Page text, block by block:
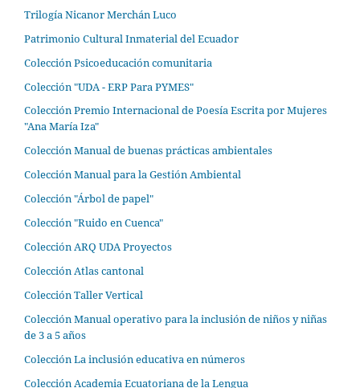
Trilogía Nicanor Merchán Luco
Patrimonio Cultural Inmaterial del Ecuador
Colección Psicoeducación comunitaria
Colección "UDA - ERP Para PYMES"
Colección Premio Internacional de Poesía Escrita por Mujeres
"Ana María Iza"
Colección Manual de buenas prácticas ambientales
Colección Manual para la Gestión Ambiental
Colección "Árbol de papel"
Colección "Ruido en Cuenca"
Colección ARQ UDA Proyectos
Colección Atlas cantonal
Colección Taller Vertical
Colección Manual operativo para la inclusión de niños y niñas
de 3 a 5 años
Colección La inclusión educativa en números
Colección Academia Ecuatoriana de la Lengua